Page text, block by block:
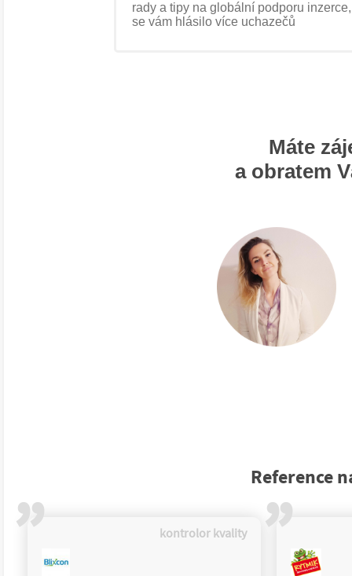
rady a tipy na globální podporu
se vám hlásilo více uchazečů
Máte
a obratem
Reference
’’ kontrolor kvality ’’